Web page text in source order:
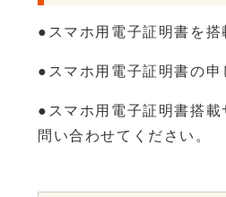
●スマホ用電子証明書を
●スマホ用電子証明書の
●スマホ用電子証明書搭
問い合わせてください。